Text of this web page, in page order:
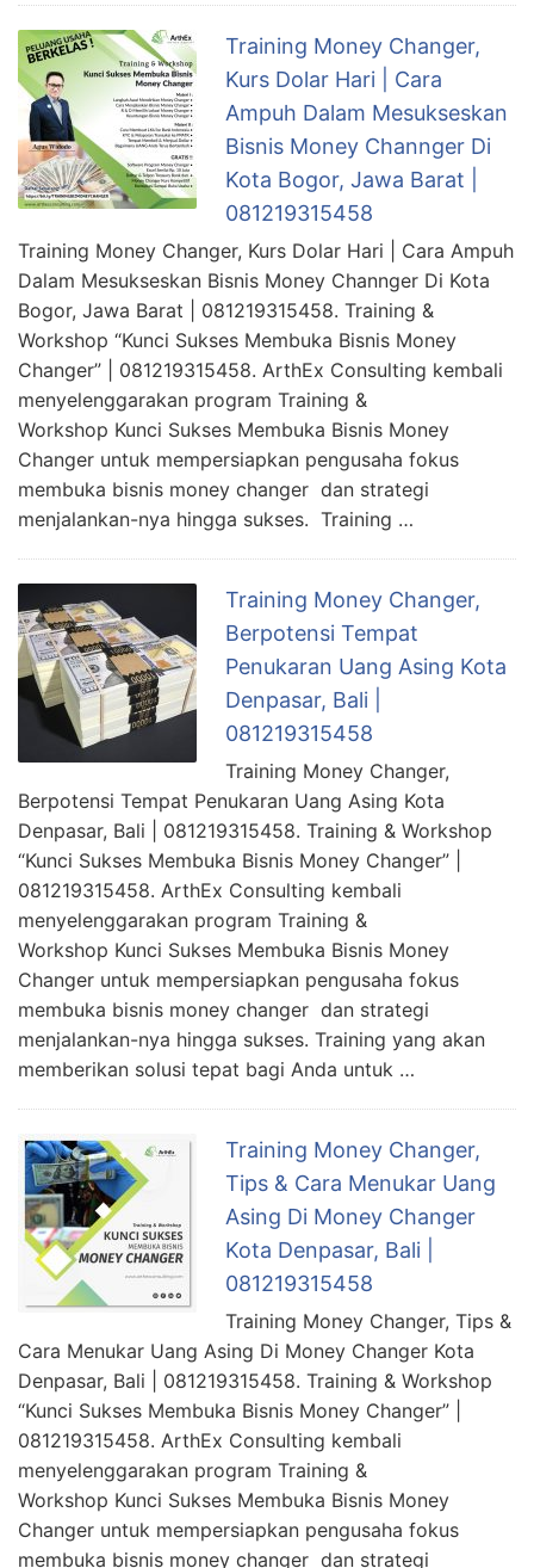
Training Money Changer,
Kurs Dolar Hari | Cara
Ampuh Dalam Mesukseskan
Bisnis Money Channger Di
Kota Bogor, Jawa Barat |
081219315458
Training Money Changer, Kurs Dolar Hari | Cara Ampuh
Dalam Mesukseskan Bisnis Money Channger Di Kota
Bogor, Jawa Barat | 081219315458. Training &
Workshop “Kunci Sukses Membuka Bisnis Money
Changer” | 081219315458. ArthEx Consulting kembali
menyelenggarakan program Training &
Workshop Kunci Sukses Membuka Bisnis Money
Changer untuk mempersiapkan pengusaha fokus
membuka bisnis money changer dan strategi
menjalankan-nya hingga sukses. Training …
Training Money Changer,
Berpotensi Tempat
Penukaran Uang Asing Kota
Denpasar, Bali |
081219315458
Training Money Changer,
Berpotensi Tempat Penukaran Uang Asing Kota
Denpasar, Bali | 081219315458. Training & Workshop
“Kunci Sukses Membuka Bisnis Money Changer” |
081219315458. ArthEx Consulting kembali
menyelenggarakan program Training &
Workshop Kunci Sukses Membuka Bisnis Money
Changer untuk mempersiapkan pengusaha fokus
membuka bisnis money changer dan strategi
menjalankan-nya hingga sukses. Training yang akan
memberikan solusi tepat bagi Anda untuk …
Training Money Changer,
Tips & Cara Menukar Uang
Asing Di Money Changer
Kota Denpasar, Bali |
081219315458
Training Money Changer, Tips &
Cara Menukar Uang Asing Di Money Changer Kota
Denpasar, Bali | 081219315458. Training & Workshop
“Kunci Sukses Membuka Bisnis Money Changer” |
081219315458. ArthEx Consulting kembali
menyelenggarakan program Training &
Workshop Kunci Sukses Membuka Bisnis Money
Changer untuk mempersiapkan pengusaha fokus
membuka bisnis money changer dan strategi